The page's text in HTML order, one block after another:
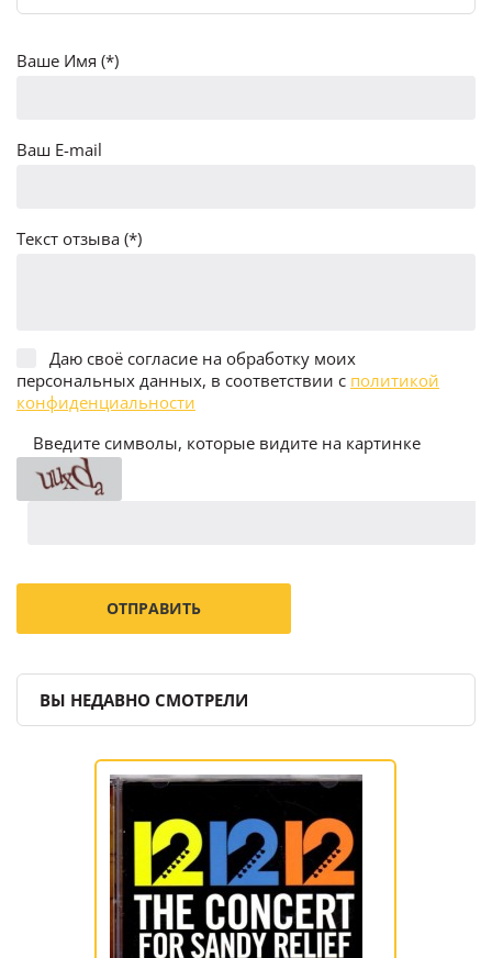
Ваше Имя (*)
Ваш E-mail
Текст отзыва (*)
Даю своё согласие на обработку моих
персональных данных, в соответствии с политикой
конфиденциальности
Введите символы, которые видите на картинке
ВЫ НЕДАВНО СМОТРЕЛИ